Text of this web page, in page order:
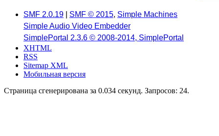
SMF 2.0.19 SMF © 2015, Simple Machines
Simple Audio Video Embedder
SimplePortal 2.3.6 © 2008-2014, SimplePortal
XHTML
RSS
Sitemap XML
Мобильная версия
Страница сгенерирована за 0.034 секунд. Запросов: 24.